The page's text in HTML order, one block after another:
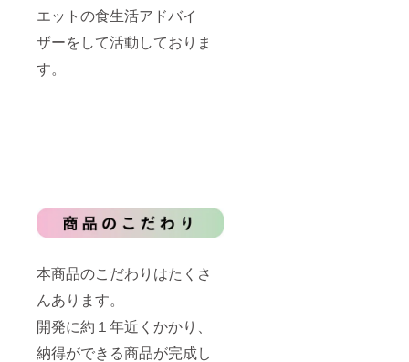
エットの食生活アドバイ
ザーをして活動しておりま
す。
本商品のこだわりはたくさ
んあります。
開発に約１年近くかかり、
納得ができる商品が完成し